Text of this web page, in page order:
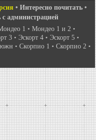
• Интересно почитать •
с администрацией
1 • Мондео 1 и 2 •
3 • Эскорт 4 • Эскорт 5 •
• Скорпио 1 • Скорпио 2 •